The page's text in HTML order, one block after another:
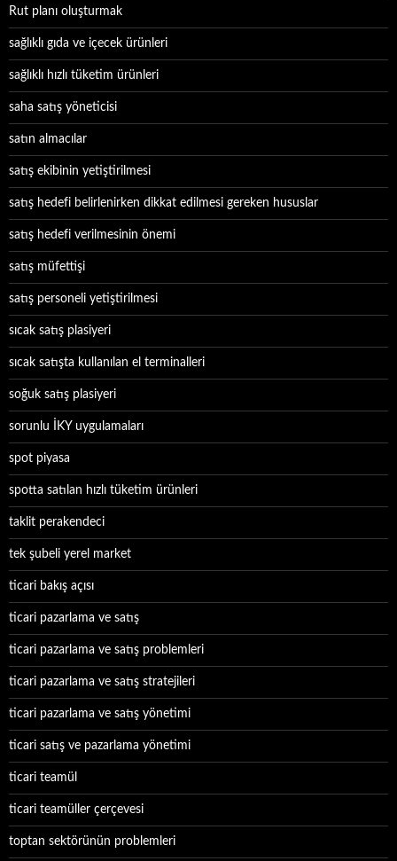
Rut planı oluşturmak
sağlıklı gıda ve içecek ürünleri
sağlıklı hızlı tüketim ürünleri
saha satış yöneticisi
satın almacılar
satış ekibinin yetiştirilmesi
satış hedefi belirlenirken dikkat edilmesi gereken hususlar
satış hedefi verilmesinin önemi
satış müfettişi
satış personeli yetiştirilmesi
sıcak satış plasiyeri
sıcak satışta kullanılan el terminalleri
soğuk satış plasiyeri
sorunlu İKY uygulamaları
spot piyasa
spotta satılan hızlı tüketim ürünleri
taklit perakendeci
tek şubeli yerel market
ticari bakış açısı
ticari pazarlama ve satış
ticari pazarlama ve satış problemleri
ticari pazarlama ve satış stratejileri
ticari pazarlama ve satış yönetimi
ticari satış ve pazarlama yönetimi
ticari teamül
ticari teamüller çerçevesi
toptan sektörünün problemleri